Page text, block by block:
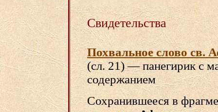
Свидетельства
Похвальное слово св.
(сл. 21) — панегирик с
содержанием
Сохранившееся в